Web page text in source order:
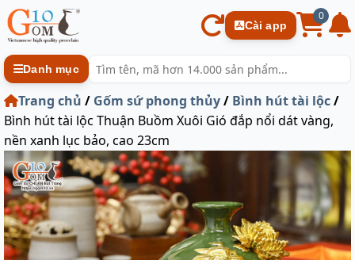
Cài app
0
Danh mục
Trang chủ / Gốm sứ phong thủy/ Bình hút tài lộc/
Bình hút tài lộc Thuận Buồm Xuôi Gió đắp nổi dát vàng,
nền xanh lục bảo, cao 23cm